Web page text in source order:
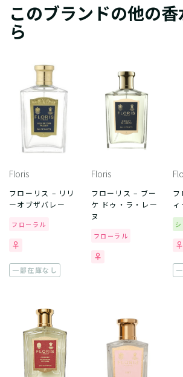
このブランドの他の
ら
Floris
フローリス – リリ
ーオブザバレー
フローラル
一部在庫なし
Floris
フローリス – ブー
ケ ドゥ・ラ・レー
ヌ
フローラル
フ
ィ